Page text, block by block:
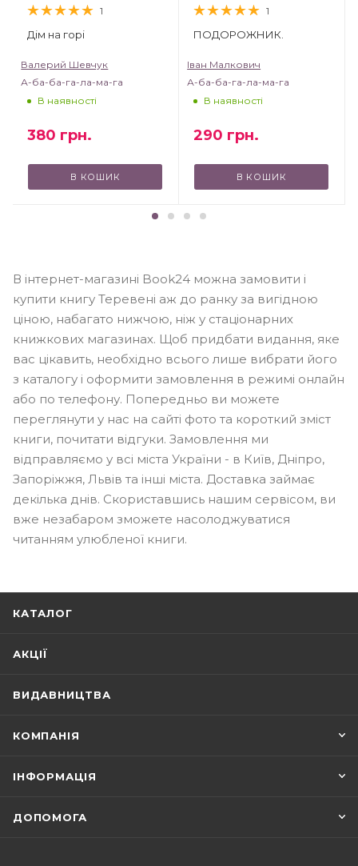
1
Дім на горі
Валерий Шевчук
А-ба-ба-га-ла-ма-га
В наявності
380 грн.
В КОШИК
1
ПОДОРОЖНИК.
Іван Малкович
А-ба-ба-га-ла-ма-га
В наявності
290 грн.
В КОШИК
В інтернет-магазині Book24 можна замовити і
купити книгу Теревені аж до ранку за вигідною
ціною, набагато нижчою, ніж у стаціонарних
книжкових магазинах. Щоб придбати видання, яке
вас цікавить, необхідно всього лише вибрати його
з каталогу і оформити замовлення в режимі онлайн
або по телефону. Попередньо ви можете
переглянути у нас на сайті фото та короткий зміст
книги, почитати відгуки. Замовлення ми
відправляємо у всі міста України - в Київ, Дніпро,
Запоріжжя, Львів та інші міста. Доставка займає
декілька днів. Скориставшись нашим сервісом, ви
вже незабаром зможете насолоджуватися
читанням улюбленої книги.
КАТАЛОГ
АКЦІЇ
ВИДАВНИЦТВА
КОМПАНІЯ
ІНФОРМАЦІЯ
ДОПОМОГА